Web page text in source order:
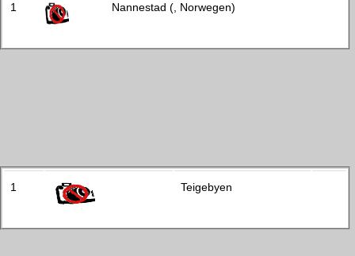
1 Nannestad (, Norwegen)
1 Teigebyen